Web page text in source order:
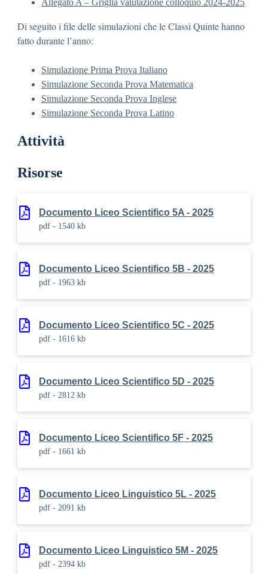
Allegato A – Griglia valutazione colloquio 2024-2025
Di seguito i file delle simulazioni che le Classi Quinte hanno
fatto durante l’anno:
Simulazione Prima Prova Italiano
Simulazione Seconda Prova Matematica
Simulazione Seconda Prova Inglese
Simulazione Seconda Prova Latino
Attività
Risorse
Documento Liceo Scientifico 5A - 2025
pdf - 1540 kb
Documento Liceo Scientifico 5B - 2025
pdf - 1963 kb
Documento Liceo Scientifico 5C - 2025
pdf - 1616 kb
Documento Liceo Scientifico 5D - 2025
pdf - 2812 kb
Documento Liceo Scientifico 5F - 2025
pdf - 1661 kb
Documento Liceo Linguistico 5L - 2025
pdf - 2091 kb
Documento Liceo Linguistico 5M - 2025
pdf - 2394 kb